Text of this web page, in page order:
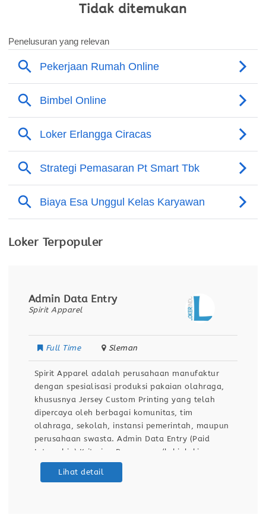
Tidak ditemukan
Loker Terpopuler
Admin Data Entry
Spirit Apparel
Full Time Sleman
Spirit Apparel adalah perusahaan manufaktur
dengan spesialisasi produksi pakaian olahraga,
khususnya Jersey Custom Printing yang telah
dipercaya oleh berbagai komunitas, tim
olahraga, sekolah, instansi pemerintah, maupun
perusahaan swasta. Admin Data Entry (Paid
Internship) Kriteria : Perempuan/laki-laki
Lulusan D3/mahasiswa min. semester 6 Semua
Lihat detail